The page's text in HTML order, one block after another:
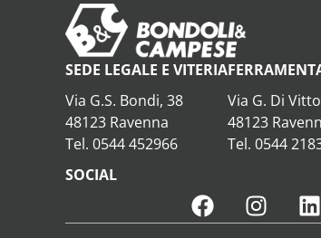
SEDE LEGALE E VITERIA
Via G.S. Bondi, 38
48123 Ravenna
Tel. 0544 452966
Via G. Di
48123
Tel. 0544
SOCIAL